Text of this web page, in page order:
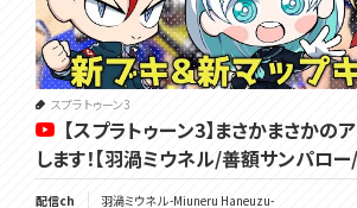
スプラトゥーン3
【スプラトゥーン3】まさかまさかの
します！【羽渦ミウネル/善額サンパロ
配信ch 羽渦ミウネル -Miuneru Haneuzu-